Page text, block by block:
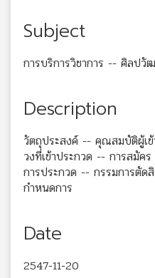
Subject
การบริการวิชาการ -- ศิลปวั
Description
วัตถุประสงค์ -- คุณสมบัติผู้เ
วงที่เข้าประกวด -- การสมัค
การประกวด -- กรรมการตั
กำหนดการ
Date
2547-11-20